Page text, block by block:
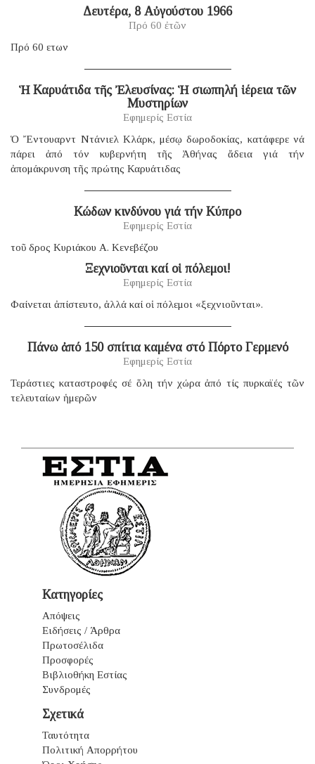
Δευτέρα, 8 Αὐγούστου 1966
Πρό 60 ἐτῶν
Πρό 60 ετων
Ἡ Καρυάτιδα τῆς Ἐλευσίνας: Ἡ σιωπηλή ἱέρεια τῶν
Μυστηρίων
Εφημερίς Εστία
Ὁ Ἔντουαρντ Ντάνιελ Κλάρκ, μέσῳ δωροδοκίας, κατάφερε νά
πάρει ἀπό τόν κυβερνήτη τῆς Ἀθήνας ἄδεια γιά τήν
ἀπομάκρυνση τῆς πρώτης Καρυάτιδας
Κώδων κινδύνου γιά τήν Κύπρο
Εφημερίς Εστία
τοῦ δρος Κυριάκου Α. Κενεβέζου
Ξεχνιοῦνται καί οἱ πόλεμοι!
Εφημερίς Εστία
Φαίνεται ἀπίστευτο, ἀλλά καί οἱ πόλεμοι «ξεχνιοῦνται».
Πάνω ἀπό 150 σπίτια καμένα στό Πόρτο Γερμενό
Εφημερίς Εστία
Τεράστιες καταστροφές σέ ὅλη τήν χώρα ἀπό τίς πυρκαϊές τῶν
τελευταίων ἡμερῶν
Κατηγορίες
Απόψεις
Ειδήσεις / Άρθρα
Πρωτοσέλιδα
Προσφορές
Βιβλιοθήκη Εστίας
Συνδρομές
Σχετικά
Ταυτότητα
Πολιτική Απορρήτου